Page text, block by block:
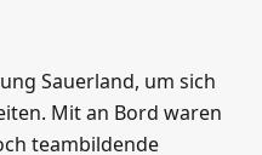
Sauerland, um sich
Mit an Bord waren
teambildende